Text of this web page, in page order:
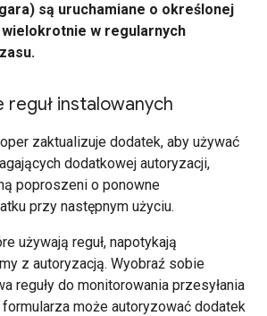
są uruchamiane o określonej
w regularnych
instalowanych
zaktualizuje dodatek, aby używać
dodatkowej autoryzacji,
poproszeni o ponowne
przy następnym użyciu.
używają reguł, napotykają
z autoryzacją. Wyobraź sobie
reguły do monitorowania przesyłania
może autoryzować dodatek